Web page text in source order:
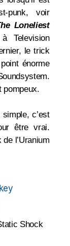
punk, voir
Loneliest
Television
le trick
énorme
pompeux.
c’est
être vrai.
l’Uranium
Shock